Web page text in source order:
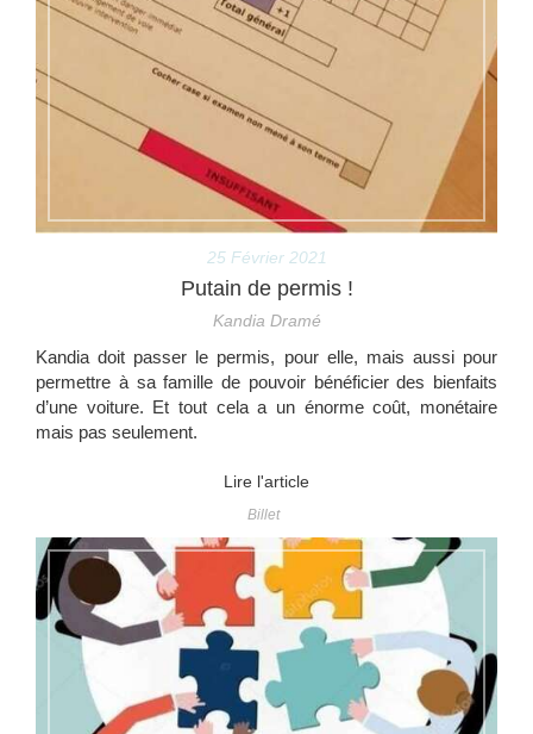
25 Février 2021
Putain de permis !
Kandia Dramé
Kandia doit passer le permis, pour elle, mais aussi pour
permettre à sa famille de pouvoir bénéficier des bienfaits
d’une voiture. Et tout cela a un énorme coût, monétaire
mais pas seulement.
Lire l'article
Billet